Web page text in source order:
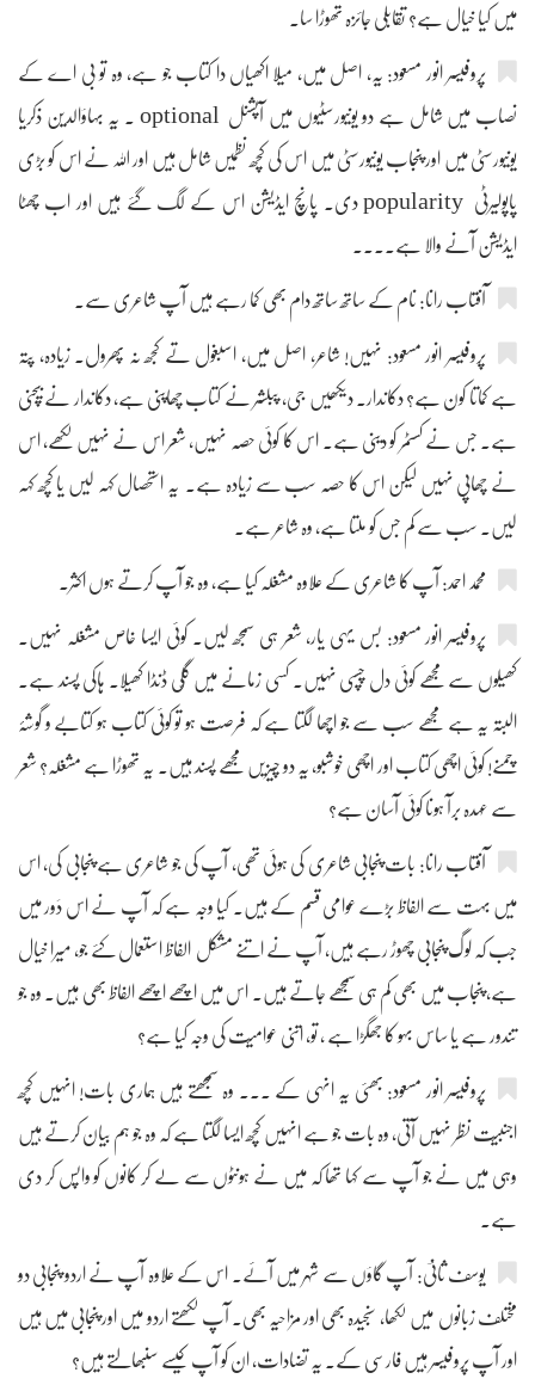
میں کیا خیال ہے؟ تقابلی جائزہ تھوڑا سا۔
پروفیسر انور مسعود: یہ، اصل میں، میلا اکھیاں دا کتاب جو ہے، وہ تو بی اے کے
نصاب میں شامل ہے دو یونیورسٹیوں میں آپشنل optional ۔ یہ بہاؤالدین ذکریا
یونیورسٹی میں اور پنجاب یونیورسٹی میں اس کی کچھ نظمیں شامل ہیں اور اللہ نے اس کو بڑی
پاپولیرٹی popularity دی۔ پانچ ایڈیشن اس کے لگ گئے ہیں اور اب چھٹا
ایڈیشن آنے والا ہے۔۔۔۔
آفتاب رانا: نام کے ساتھ ساتھ دام بھی کما رہے ہیں آپ شاعری سے۔
پروفیسر انور مسعود: نہیں! شاعر، اصل میں، اسبغول تے کجھ نہ پھرول۔ زیادہ، پتہ
ہے کماتا کون ہے؟ دکاندار۔ دیکھیں جی، پبلشر نے کتاب چھاپنی ہے، دکاندار نے بیچنی
ہے۔ جس نے کسٹمر کو دینی ہے۔ اس کا کوئی حصہ نہیں، شعر اس نے نہیں لکھے، اس
نے چھاپی نہیں لیکن اس کا حصہ سب سے زیادہ ہے۔ یہ استحصال کہہ لیں یا کچھ کہہ
لیں۔ سب سے کم جس کو ملتا ہے، وہ شاعر ہے۔
محمد احمد: آپ کا شاعری کے علاوہ مشغلہ کیا ہے، وہ جو آپ کرتے ہوں اکثر۔
پروفیسر انور مسعود: بس یہی یار، شعر ہی سمجھ لیں۔ کوئی ایسا خاص مشغلہ نہیں۔
کھیلوں سے مجھے کوئی دل چسپی نہیں۔ کسی زمانے میں گُلّی ڈنڈا کھیلا۔ ہاکی پسند ہے۔
البتہ یہ ہے مجھے سب سے جو اچھا لگتا ہے کہ فرصت ہو تو کوئی کتاب ہو کتابے و گوشۂ
چمنے! کوئی اچھی کتاب اور اچھی خوشبو، یہ دو چیزیں مجھے پسند ہیں۔ یہ تھوڑا ہے مشغلہ؟ شعر
سے عہدہ برآ ہونا کوئی آسان ہے؟
آفتاب رانا: بات پنجابی شاعری کی ہوئی تھی، آپ کی جو شاعری ہے پنجابی کی، اس
میں بہت سے الفاظ بڑے عوامی قسم کے ہیں۔ کیا وجہ ہے کہ آپ نے اس دَور میں
جب کہ لوگ پنجابی چھوڑ رہے ہیں، آپ نے اتنے مشکل الفاظ استعمال کئے جو، میرا خیال
ہے، پنجاب میں بھی کم ہی سمجھے جاتے ہیں۔ اس میں اچھے اچھے الفاظ بھی ہیں۔ وہ جو
تندور ہے یا ساس بہو کا جھگڑا ہے ، تو، اتنی عوامیّت کی وجہ کیا ہے؟
پروفیسر انور مسعود: بھئی یہ انہی کے ۔۔۔ وہ سمجھتے ہیں ہماری بات! انہیں کچھ
اجنبیّت نظر نہیں آتی، وہ بات جو ہے انہیں کچھ ایسا لگتا ہے کہ وہ جو ہم بیان کرتے ہیں
وہی میں نے جو آپ سے کہا تھا کہ میں نے ہونٹوں سے لے کر کانوں کو واپس کر دی
ہے۔
یوسف ثانیؔ: آپ گاؤں سے شہر میں آئے۔ اس کے علاوہ آپ نے اردو پنجابی دو
مختلف زبانوں میں لکھا، سنجیدہ بھی اور مزاحیہ بھی۔ آپ لکھتے اردو میں اور پنجابی میں ہیں
اور آپ پروفیسر ہیں فارسی کے۔ یہ تضادات، ان کو آپ کیسے سنبھالتے ہیں؟